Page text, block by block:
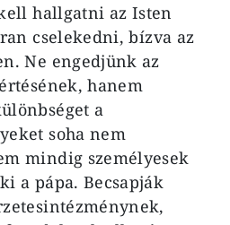
hallgatni az Isten
cselekedni, bízva az
Ne engedjünk az
hanem
a
soha nem
mindig személyesek
a pápa. Becsapják